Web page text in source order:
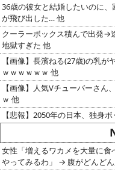
36歳の彼女と結婚したいのに
が飛び出した… 他
クーラーボックス積んで出発→
地獄すぎた 他
【画像】長濱ねる(27歳)の乳
ｗｗｗｗｗｗ 他
【画像】人気Vチューバーさ
ｗ 他
【悲報】2050年の日本、独身
女性「増えるワカメを大量に
やってみるわ」 → 腹がどんど